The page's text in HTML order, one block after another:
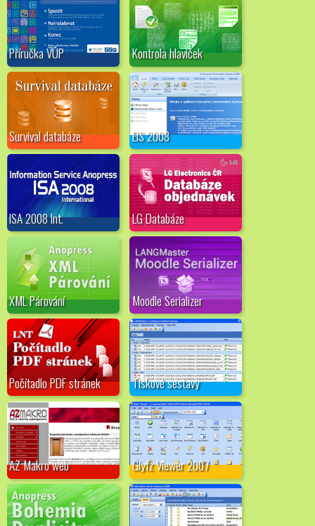
Příručka VÚP Kontrola hlaviček
Survival databáze EIS 2008
ISA 2008 Int. LG Databáze
XML Párování Moodle Serializer
Počítadlo PDF stránek Tiskové sestavy
AZ Makro web Glyfz Viewer 2007